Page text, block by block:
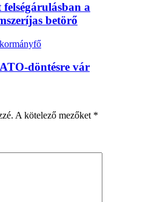
a
betörő
döntésre vár
A kötelező mezőket *